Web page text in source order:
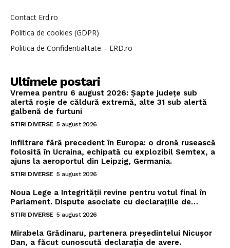
Contact Erd.ro
Politica de cookies (GDPR)
Politica de Confidentialitate – ERD.ro
Ultimele postari
Vremea pentru 6 august 2026: Șapte județe sub
alertă roșie de căldură extremă, alte 31 sub alertă
galbenă de furtuni
STIRI DIVERSE 5 august 2026
Infiltrare fără precedent în Europa: o dronă rusească
folosită în Ucraina, echipată cu explozibil Semtex, a
ajuns la aeroportul din Leipzig, Germania.
STIRI DIVERSE 5 august 2026
Noua Lege a Integrității revine pentru votul final în
Parlament. Dispute asociate cu declarațiile de…
STIRI DIVERSE 5 august 2026
Mirabela Grădinaru, partenera președintelui Nicușor
Dan, a făcut cunoscută declarația de avere.